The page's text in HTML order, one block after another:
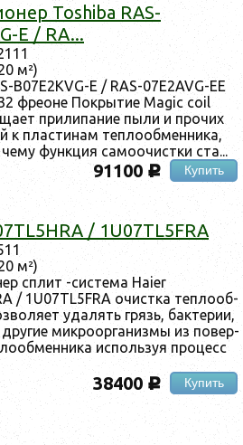
Toshiba RAS-
E / RA...
м²)
B07E2KVG-E / RAS-07E2AVG-EE
фре­оне Пок­ры­тие Magic coil
при­липа­ние пы­ли и про­чих
к плас­ти­нам теп­ло­об­менни­ка,
фун­кция са­мо­очис­тки ста...
91100 c Купить
/ 1U07TL5FRA
м²)
сплит -сис­те­ма Haier
/ 1U07TL5FRA очис­тка теп­ло­об­
уда­лять грязь, бак­те­рии,
мик­ро­ор­га­низ­мы из по­вер­
ис­поль­зуя про­цесс
38400 c Купить